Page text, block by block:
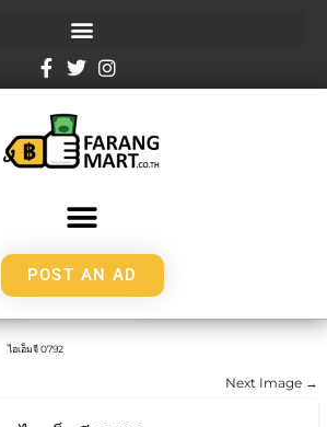
POST AN AD
ไอเอ็มจี 0792
Next Image →